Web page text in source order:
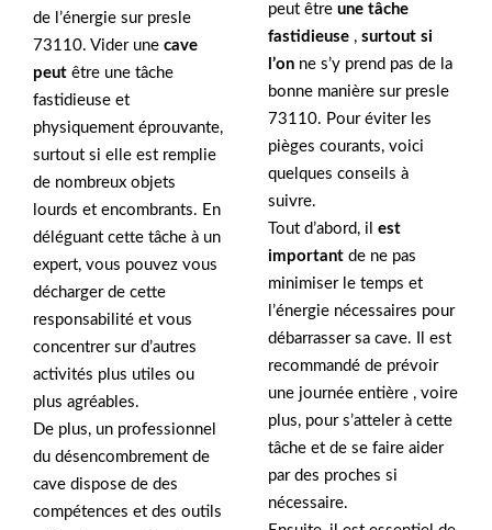
de l’énergie sur presle
73110. Vider une cave
peut être une tâche
fastidieuse et
physiquement éprouvante,
surtout si elle est remplie
de nombreux objets
lourds et encombrants. En
déléguant cette tâche à un
expert, vous pouvez vous
décharger de cette
responsabilité et vous
concentrer sur d’autres
activités plus utiles ou
plus agréables.
De plus, un professionnel
du désencombrement de
cave dispose de des
compétences et des outils
peut être une tâche
fastidieuse , surtout si
l’on ne s’y prend pas de la
bonne manière sur presle
73110. Pour éviter les
pièges courants, voici
quelques conseils à
suivre.
Tout d’abord, il est
important de ne pas
minimiser le temps et
l’énergie nécessaires pour
débarrasser sa cave. Il est
recommandé de prévoir
une journée entière , voire
plus, pour s’atteler à cette
tâche et de se faire aider
par des proches si
nécessaire.